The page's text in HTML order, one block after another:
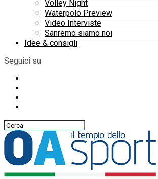
Volley Night
Waterpolo Preview
Video Interviste
Sanremo siamo noi
Idee & consigli
Seguici su